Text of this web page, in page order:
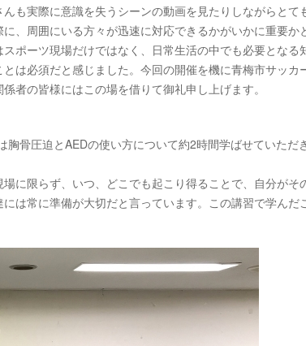
も実際に意識を失うシーンの動画を見たりしながらとて
、周囲にいる方々が迅速に対応できるかがいかに重要か
ポーツ現場だけではなく、日常生活の中でも必要となる
は必須だと感じました。今回の開催を機に青梅市サッカ
者の皆様にはこの場を借りて御礼申し上げます。
骨圧迫とAEDの使い方について約2時間学ばせていただ
に限らず、いつ、どこでも起こり得ることで、自分がそ
は常に準備が大切だと言っています。この講習で学んだ